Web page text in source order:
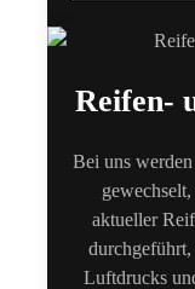
Reifen-
Bei uns
aktueller
Luftdrucks